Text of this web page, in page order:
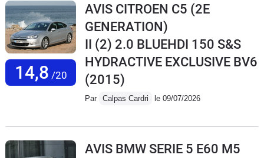
14,8 /20
AVIS CITROEN C5 (2E
GENERATION)
II (2) 2.0 BLUEHDI 150 S&S
HYDRACTIVE EXCLUSIVE BV6
(2015)
Par Calpas Cardri le 09/07/2026
AVIS BMW SERIE 5 E60 M5